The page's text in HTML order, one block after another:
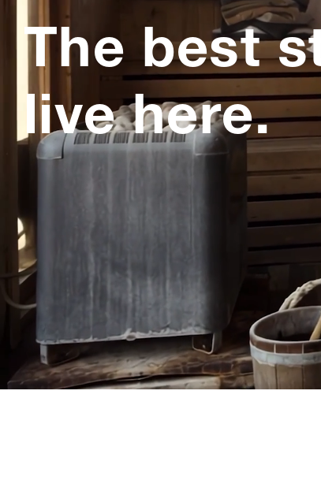
The best
live here.